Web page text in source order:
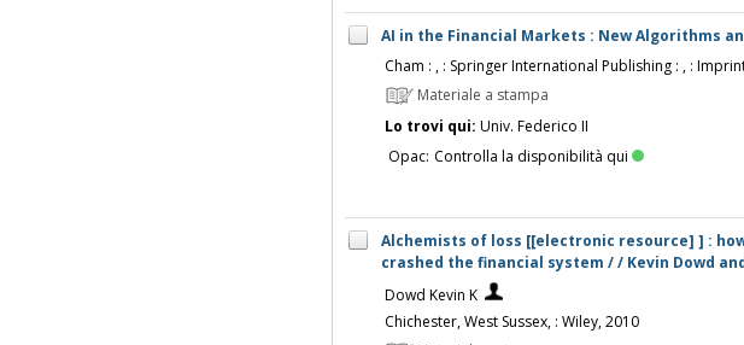
AI in the Financial Markets : New Algorithms
Cham : , : Springer International Publishing : , :
Materiale a stampa
Lo trovi qui: Univ. Federico II
Opac: Controlla la disponibilità qui
Alchemists of loss [[electronic resource] ] :
crashed the financial system / / Kevin Dowd
Dowd Kevin K
Chichester, West Sussex, : Wiley, 2010